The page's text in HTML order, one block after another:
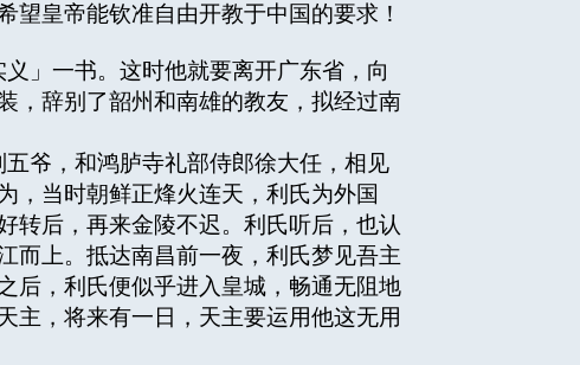
皇帝能钦准自由开教于中国的要求！
」一书。这时他就要离开广东省，向
，辞别了韶州和南雄的教友，拟经过南
爷，和鸿胪寺礼部侍郎徐大任，相见
，当时朝鲜正烽火连天，利氏为外国
转后，再来金陵不迟。利氏听后，也认
而上。抵达南昌前一夜，利氏梦见吾主
后，利氏便似乎进入皇城，畅通无阻地
主，将来有一日，天主要运用他这无用